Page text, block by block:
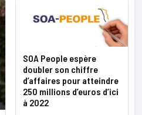
SOA People espère
doubler son chiffre
d’affaires pour atteindre
250 millions d’euros d’ici
à 2022